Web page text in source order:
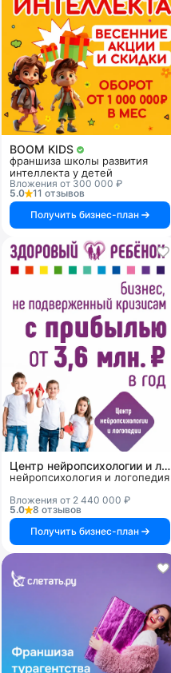
BOOM KIDS
франшиза школы развития
интеллекта у детей
Вложения от 300 000 ₽
5.0
11 отзывов
Получить бизнес-план
Центр нейропсихологии и логопедии «Здоровый ребенок»
нейропсихология и логопедия
Вложения от 2 440 000 ₽
5.0
8 отзывов
Получить бизнес-план